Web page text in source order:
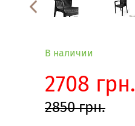
В наличии
2708 грн.
2850 грн.